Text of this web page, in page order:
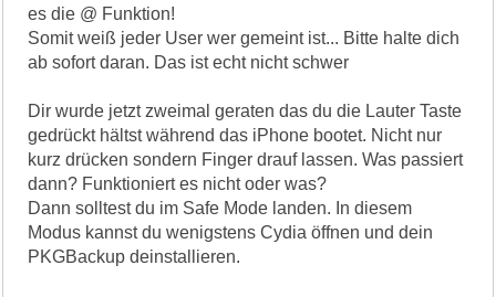
es die @ Funktion!
Somit weiß jeder User wer gemeint ist... Bitte halte dich
ab sofort daran. Das ist echt nicht schwer
Dir wurde jetzt zweimal geraten das du die Lauter Taste
gedrückt hältst während das iPhone bootet. Nicht nur
kurz drücken sondern Finger drauf lassen. Was passiert
dann? Funktioniert es nicht oder was?
Dann solltest du im Safe Mode landen. In diesem
Modus kannst du wenigstens Cydia öffnen und dein
PKGBackup deinstallieren.